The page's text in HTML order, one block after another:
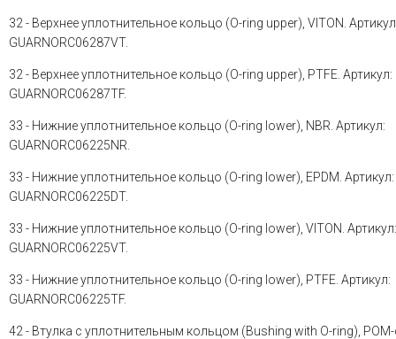
32 - Верхнее уплотнительное кольцо (O-ring upper), VITON.
GUARNORC06287VT.
32 - Верхнее уплотнительное кольцо (O-ring upper), PTFE. Артикул:
GUARNORC06287TF.
33 - Нижние уплотнительное кольцо (O-ring lower), NBR. Артикул:
GUARNORC06225NR.
33 - Нижние уплотнительное кольцо (O-ring lower), EPDM. Артикул:
GUARNORC06225DT.
33 - Нижние уплотнительное кольцо (O-ring lower), VITON. Артикул:
GUARNORC06225VT.
33 - Нижние уплотнительное кольцо (O-ring lower), PTFE. Артикул:
GUARNORC06225TF.
42 - Втулка с уплотнительным кольцом (Bushing with O-ring),